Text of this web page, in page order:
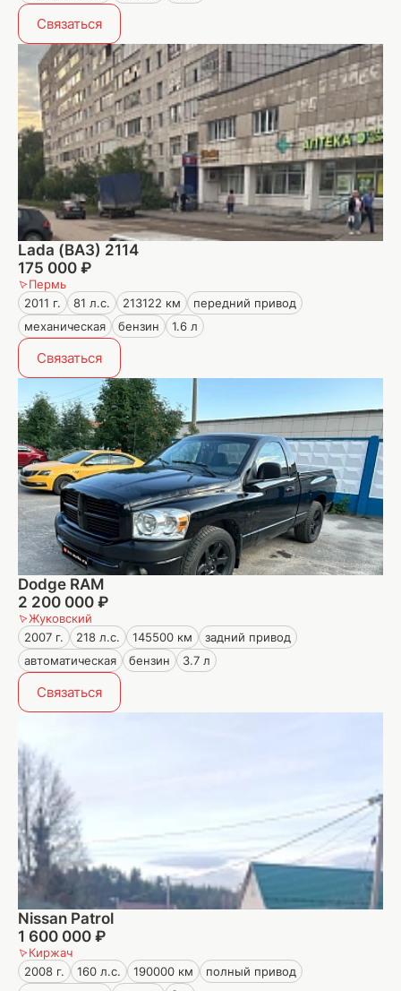
Связаться
Lada (ВАЗ) 2114
175 000 ₽
Пермь
2011 г.
81 л.с. 213122 км
передний привод
механическая
бензин 1.6 л
Связаться
Dodge RAM
2 200 000 ₽
Жуковский
2007 г.
218 л.с. 145500 км
задний привод
автоматическая
бензин 3.7 л
Связаться
Nissan Patrol
1 600 000 ₽
Киржач
2008 г.
160 л.с. 190000 км
полный привод